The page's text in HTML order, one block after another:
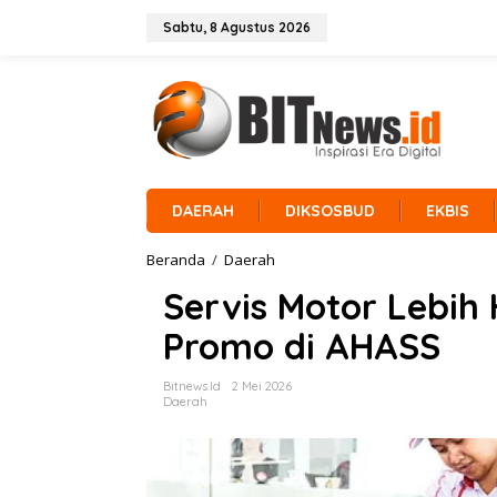
Sabtu, 8 Agustus 2026
DAERAH DIKSOSBUD EKBIS
Beranda / Daerah
r
v
M
o
r
L
Servis Motor Lebih
Promo di AHASS
Bitnews.id
2 Mei 2026
Daerah